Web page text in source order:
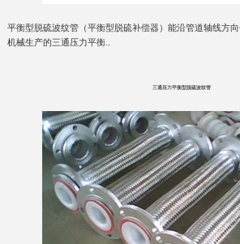
平衡型脱硫波纹管（平衡型脱硫补偿器）能沿管道轴线方
机械生产的三通压力平衡..
三通压力平衡型脱硫波纹管